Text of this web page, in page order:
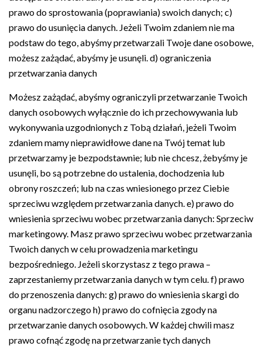
prawo do sprostowania (poprawiania) swoich danych; c)
prawo do usunięcia danych. Jeżeli Twoim zdaniem nie ma
podstaw do tego, abyśmy przetwarzali Twoje dane osobowe,
możesz zażądać, abyśmy je usunęli. d) ograniczenia
przetwarzania danych
Możesz zażądać, abyśmy ograniczyli przetwarzanie Twoich
danych osobowych wyłącznie do ich przechowywania lub
wykonywania uzgodnionych z Tobą działań, jeżeli Twoim
zdaniem mamy nieprawidłowe dane na Twój temat lub
przetwarzamy je bezpodstawnie; lub nie chcesz, żebyśmy je
usunęli, bo są potrzebne do ustalenia, dochodzenia lub
obrony roszczeń; lub na czas wniesionego przez Ciebie
sprzeciwu względem przetwarzania danych. e) prawo do
wniesienia sprzeciwu wobec przetwarzania danych: Sprzeciw
marketingowy. Masz prawo sprzeciwu wobec przetwarzania
Twoich danych w celu prowadzenia marketingu
bezpośredniego. Jeżeli skorzystasz z tego prawa –
zaprzestaniemy przetwarzania danych w tym celu. f) prawo
do przenoszenia danych: g) prawo do wniesienia skargi do
organu nadzorczego h) prawo do cofnięcia zgody na
przetwarzanie danych osobowych. W każdej chwili masz
prawo cofnąć zgodę na przetwarzanie tych danych